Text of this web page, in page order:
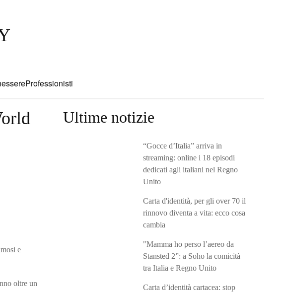
Professionisti
e
oltre un
Ultime notizie
“Gocce d’Italia” arriva in
streaming: online i 18 episodi
dedicati agli italiani nel Regno
Unito
Carta d'identità, per gli over 70 il
rinnovo diventa a vita: ecco cosa
cambia
"Mamma ho perso l’aereo da
Stansted 2”: a Soho la comicità
tra Italia e Regno Unito
Carta d’identità cartacea: stop